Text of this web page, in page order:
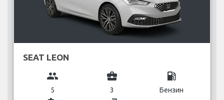
SEAT LEON
group
5
business_center
3
local_gas_station
Бензин